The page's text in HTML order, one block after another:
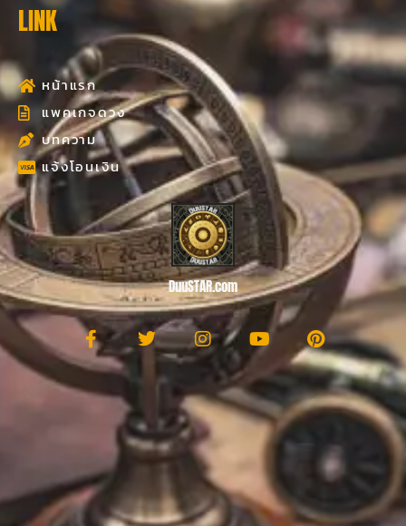
LINK
หน้าแรก
แพคเกจดวง
บทความ
แจ้งโอนเงิน
DuuSTAR.com
F
a
c
e
b
k
-
f
T
w
e
r
I
n
t
a
g
r
a
m
Y
o
t
u
b
e
P
i
n
t
e
r
s
t